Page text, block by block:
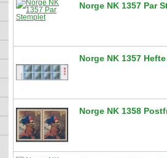
Norge NK 1357 Par
Norge NK 1357
Norge NK 1358